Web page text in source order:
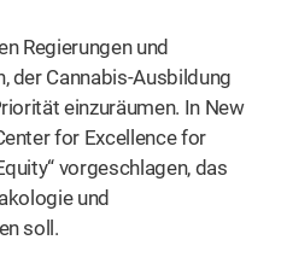
Regierungen und
der Cannabis-Ausbildung
einzuräumen. In New
for Excellence for
vorgeschlagen, das
und
soll.